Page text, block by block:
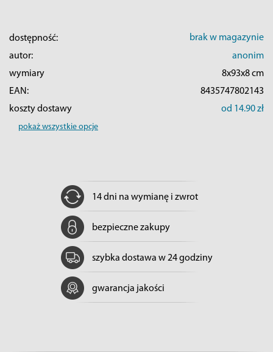
dostępność:
brak w magazynie
autor:
anonim
wymiary
8x93x8 cm
EAN:
8435747802143
koszty dostawy
od 14.90 zł
pokaż wszystkie opcje
14 dni na wymianę i zwrot
bezpieczne zakupy
szybka dostawa w 24 godziny
gwarancja jakości